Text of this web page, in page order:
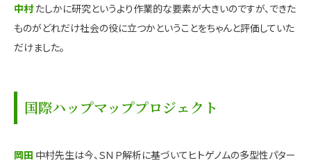
中村たしかに研究というより作業的な要素が大きいのですが、できた
ものがどれだけ社会の役に立つかということをちゃんと評価していた
だけました。
国際ハップマッププロジェクト
岡田 中村先生は今、ＳＮＰ解析に基づいてヒトゲノムの多型性パター